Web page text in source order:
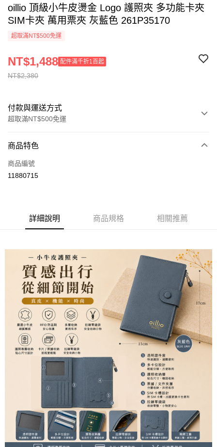
oillio 頂級小牛皮燙金 Logo 護照夾 多功能卡夾
SIM卡夾 萬用票夾 灰藍色 261P35170
超取滿NT$500免運
NT$2,380
NT$1,488 配件滿千折1百起
付款與運送方式
超取滿NT$500免運
信用卡一次付款
信用卡分期付款
上海商業儲蓄銀行
台北富邦商業銀行
國泰世華商業銀行
匯豐（台灣）商業銀行
華泰商業銀行
聯邦商業銀行
遠東國際商業銀行
元大商業銀行
永豐商業銀行
玉山商業銀行
星展（台灣）商業銀行
台新國際商業銀行
中國信託商業銀行
台灣樂天信用卡公司
合作金庫商業銀行
第一商業銀行
臺灣中小企業銀行
台中商業銀行
匯豐（台灣）商業銀行
華泰商業銀行
聯邦商業銀行
遠東國際商業銀行
元大商業銀行
永豐商業銀行
玉山商業銀行
星展（台灣）商業銀行
台新國際商業銀行
中國信託商業銀行
台灣樂天信用卡公司
超商取貨付款
街口支付
悠遊付
AFTEE先享後付
相關說明
【關於「AFTEE先享後付」】
AFTEE先享後付是「在收到商品之後才付款」的支付方式。 讓您購物簡單
便利好安心！
１．簡單：不需註冊會員、不需綁卡、不需儲值。
２．便利：只要手機號碼，簡訊認證，即可結帳。
３．安心：先確認商品／服務後，再付款。
【「AFTEE先享後付」結帳流程】
１．於結帳方式選擇「AFTEE先享後付」後，將跳轉至「AFTEE先享後付」
結帳頁面，進行簡訊認證並確認金額後，即可完成結帳。
２．訂單成立數日內，您將收到繳費通知簡訊。
３．收到繳費通知簡訊後14天內，點擊此簡訊中的連結，可透過四大超商／
ATM／網路銀行／等多元方式進行付款，方視為交易完成。
※ 請注意：結帳手續完成當下不需立刻繳費，但若您需要取消訂單，請聯絡
ATM付款
全家取貨付款
每筆NT$150，滿NT$500(含以上)免運費
付款後全家取貨
每筆NT$150，滿NT$500(含以上)免運費
萊爾富取貨付款
商品特色
商品編號
11880715
詳細說明 商品規格 相關推薦